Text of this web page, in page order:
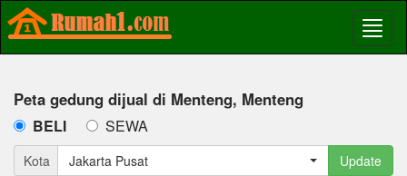
Peta gedung dijual di Menteng, Menteng
BELI SEWA
Kota Jakarta Pusat Update